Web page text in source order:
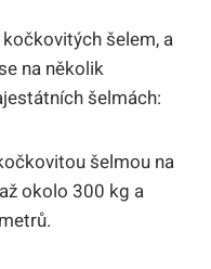
šelem, a
na několik
šelmách:
šelmou na
okolo 300 kg a